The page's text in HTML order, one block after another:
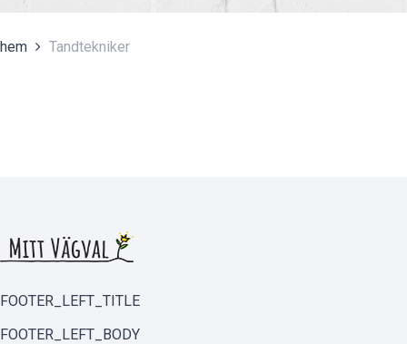
hem Tandtekniker
FOOTER_LEFT_TITLE
FOOTER_LEFT_BODY